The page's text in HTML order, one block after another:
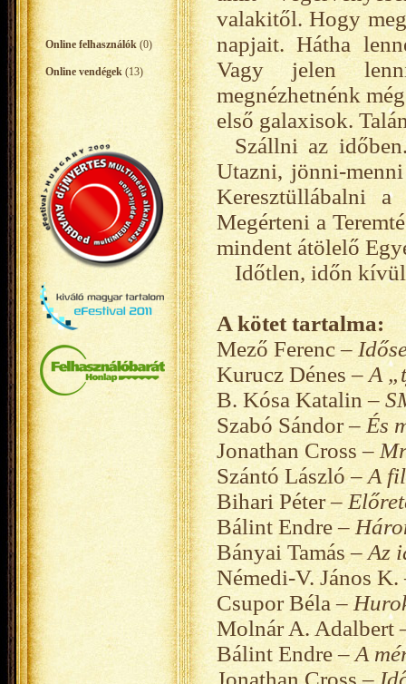
Online felhasználók (0)
Online vendégek (13)
valakitől. Hogy
napjait. Hátha
Vagy jelen
megnézhetnénk
első galaxisok.
Szállni az
Utazni, jönni-
Keresztüllábalni
Megérteni a
mindent átölelő
Időtlen, időn
A kötet tartalma:
Mező Ferenc –
Kurucz Dénes – A
B. Kósa Katalin –
Szabó Sándor – És
Jonathan Cross –
Szántó László – A
Bihari Péter –
Bálint Endre –
Bányai Tamás – Az
Némedi-V. János
Csupor Béla –
Molnár A. Adalbert
Bálint Endre –A
Jonathan Cross –